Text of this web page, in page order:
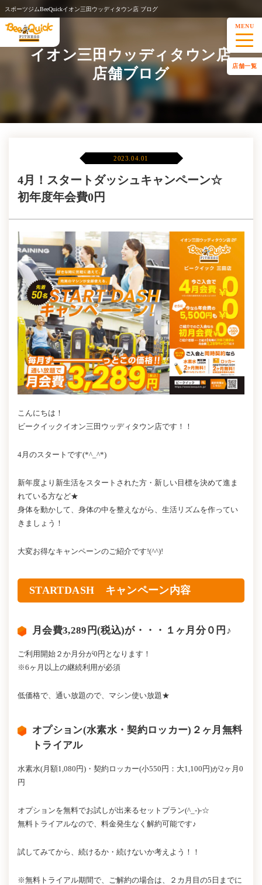
スポーツジムBeeQuickイオン三田ウッディタウン店 ブログ
MENU
店舗一覧
イオン三田ウッディタウン店
店舗ブログ
2023.04.01
4月！スタートダッシュキャンペーン☆
初年度年会費0円
こんにちは！
ビークイックイオン三田ウッディタウン店です！！
4月のスタートです(*^_^*)
新年度より新生活をスタートされた方・新しい目標を決めて進ま
れている方など★
身体を動かして、身体の中を整えながら、生活リズムを作ってい
きましょう！
大変お得なキャンペーンのご紹介です!(^^)!
STARTDASH キャンペーン内容
月会費3,289円(税込)が・・・１ヶ月分０円♪
ご利用開始２か月分が0円となります！
※6ヶ月以上の継続利用が必須
低価格で、通い放題ので、マシン使い放題★
オプション(水素水・契約ロッカー)２ヶ月無料
トライアル
水素水(月額1,080円)・契約ロッカー(小550円：大1,100円)が2ヶ月0
円
オプションを無料でお試しが出来るセットプラン(^_-)-☆
無料トライアルなので、料金発生なく解約可能です♪
試してみてから、続けるか・続けないか考えよう！！
※無料トライアル期間で、ご解約の場合は、２カ月目の5日までに